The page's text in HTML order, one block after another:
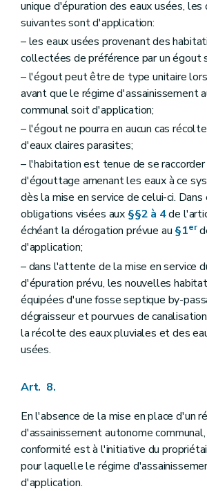
unique d'épuration des eaux usées, les
suivantes sont d'application:
– les eaux usées provenant des
collectées de préférence par un égout
– l'égout peut être de type unitaire
avant que le régime d'assainissement
communal soit d'application;
– l'égout ne pourra en aucun cas
d'eaux claires parasites;
– l'habitation est tenue de se raccorder
d'égouttage amenant les eaux à ce
dès la mise en service de celui-ci. Dans
obligations visées aux §§2 à 4de
échéant la dérogation prévue au §1er
d'application;
– dans l'attente de la mise en service
d'épuration prévu, les nouvelles
équipées d'une fosse septique by-
dégraisseur et pourvues de
la récolte des eaux pluviales et des
usées.
Art. 8.
En l'absence de la mise en place d'un
d'assainissement autonome
conformité est à l'initiative du
pour laquelle le régime
d'application.